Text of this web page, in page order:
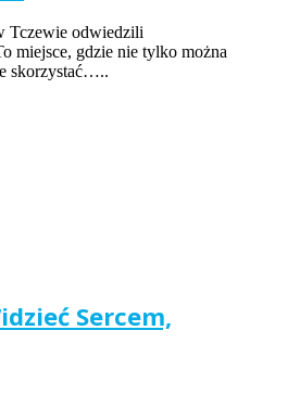
Tczewie odwiedzili
miejsce, gdzie nie tylko można
skorzystać…..
Sercem,